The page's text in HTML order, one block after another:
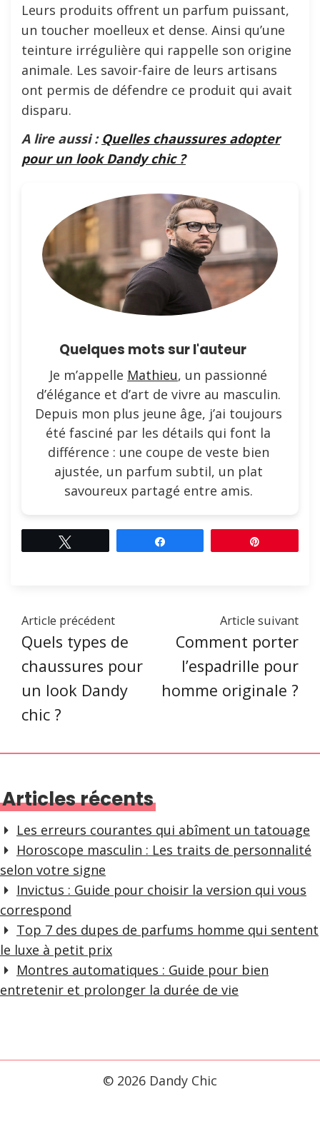
Leurs produits offrent un parfum puissant,
un toucher moelleux et dense. Ainsi qu’une
teinture irrégulière qui rappelle son origine
animale. Les savoir-faire de leurs artisans
ont permis de défendre ce produit qui avait
disparu.
A lire aussi : Quelles chaussures adopter
pour un look Dandy chic ?
Quelques mots sur l'auteur
Je m’appelle Mathieu, un passionné
d’élégance et d’art de vivre au masculin.
Depuis mon plus jeune âge, j’ai toujours
été fasciné par les détails qui font la
différence : une coupe de veste bien
ajustée, un parfum subtil, un plat
savoureux partagé entre amis.
Article précédent
Quels types de
chaussures pour
un look Dandy
chic ?
Article suivant
Comment porter
l’espadrille pour
homme originale ?
Articles récents
Les erreurs courantes qui abîment un tatouage
Horoscope masculin : Les traits de personnalité
selon votre signe
Invictus : Guide pour choisir la version qui vous
correspond
Top 7 des dupes de parfums homme qui sentent
le luxe à petit prix
Montres automatiques : Guide pour bien
entretenir et prolonger la durée de vie
© 2026 Dandy Chic